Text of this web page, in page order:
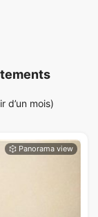
d’un mois)